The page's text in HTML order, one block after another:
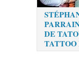
DE
TATTOO